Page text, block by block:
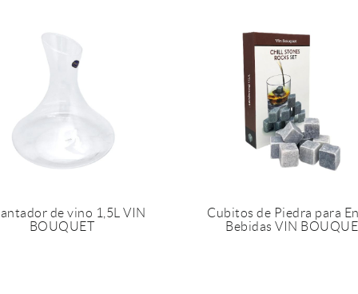
de vino 1,5L VIN
BOUQUET
Cubitos de Piedra para
Bebidas VIN